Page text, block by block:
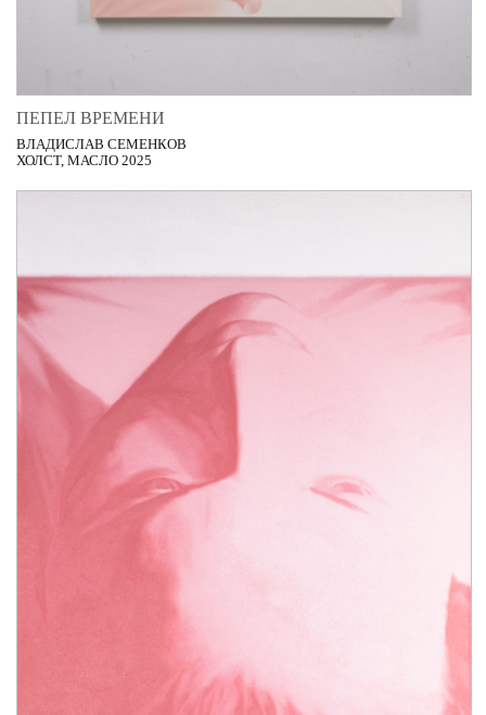
ПЕПЕЛ ВРЕМЕНИ
ВЛАДИСЛАВ СЕМЕНКОВ
ХОЛСТ, МАСЛО 2025